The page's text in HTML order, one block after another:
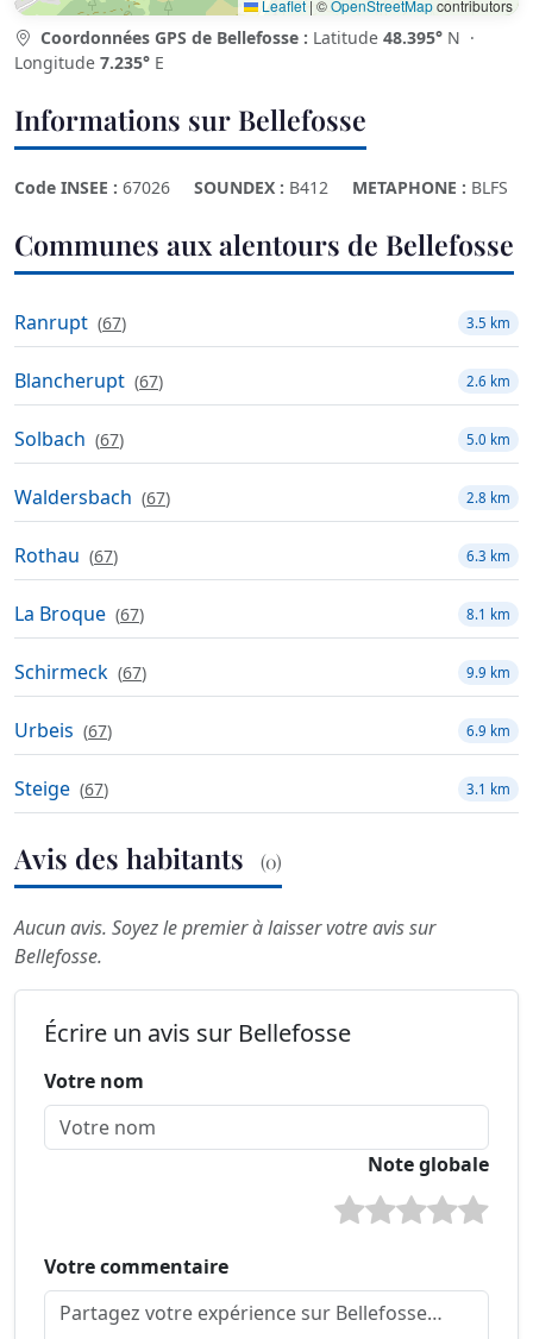
Leaflet | ©OpenStreetMapcontributors
Coordonnées GPS de Bellefosse : Latitude 48.395° N ·
Longitude 7.235° E
Informations sur Bellefosse
Code INSEE : 67026 SOUNDEX : B412 METAPHONE : BLFS
Communes aux alentours de Bellefosse
Ranrupt (67) 3.5 km
Blancherupt (67) 2.6 km
Solbach (67) 5.0 km
Waldersbach (67) 2.8 km
Rothau (67) 6.3 km
La Broque (67) 8.1 km
Schirmeck (67) 9.9 km
Urbeis (67) 6.9 km
Steige (67) 3.1 km
Avis des habitants (0)
Aucun avis. Soyez le premier à laisser votre avis sur
Bellefosse.
Écrire un avis sur Bellefosse
Votre nom
Note globale
Votre commentaire